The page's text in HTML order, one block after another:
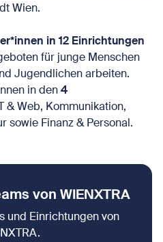
Wien.
in 12 Einrichtungen
für junge Menschen
Jugendlichen arbeiten.
in den4
& Web, Kommunikation,
sowie Finanz & Personal.
von WIENXTRA
und Einrichtungen von